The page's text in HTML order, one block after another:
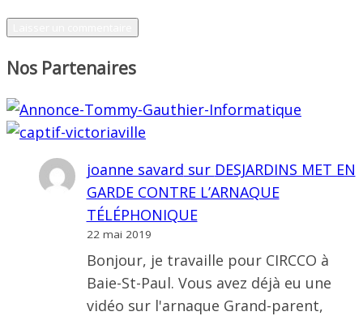
Nos Partenaires
joanne savard sur DESJARDINS MET EN
GARDE CONTRE L’ARNAQUE
TÉLÉPHONIQUE
22 mai 2019
Bonjour, je travaille pour CIRCCO à
Baie-St-Paul. Vous avez déjà eu une
vidéo sur l'arnaque Grand-parent,